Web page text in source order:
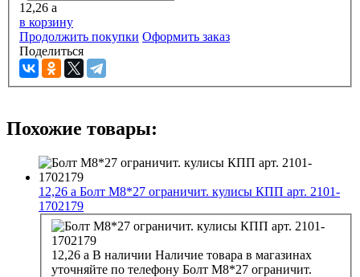
12,26 a
в корзину
Продолжить покупки Оформить заказ
Поделиться
Похожие товары:
12,26 a Болт М8*27 ограничит. кулисы КПП арт. 2101-
1702179
12,26 a В наличии Наличие товара в магазинах
уточняйте по телефону Болт М8*27 ограничит.